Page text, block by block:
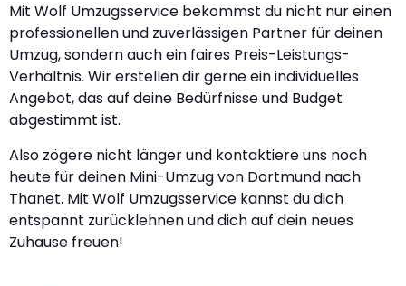
Mit Wolf Umzugsservice bekommst du nicht nur einen
professionellen und zuverlässigen Partner für deinen
Umzug, sondern auch ein faires Preis-Leistungs-
Verhältnis. Wir erstellen dir gerne ein individuelles
Angebot, das auf deine Bedürfnisse und Budget
abgestimmt ist.
Also zögere nicht länger und kontaktiere uns noch
heute für deinen Mini-Umzug von Dortmund nach
Thanet. Mit Wolf Umzugsservice kannst du dich
entspannt zurücklehnen und dich auf dein neues
Zuhause freuen!